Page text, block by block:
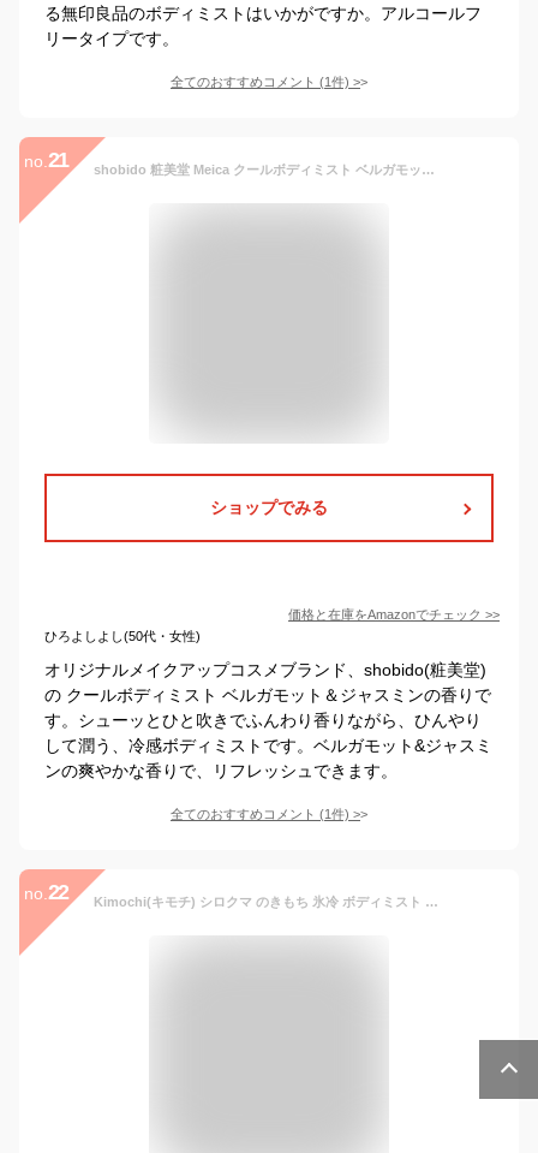
る無印良品のボディミストはいかがですか。アルコールフ
リータイプです。
全てのおすすめコメント (1件) >
no. 21 shobido 粧美堂 Meica クールボディミスト ベルガモット ＆ ジャスミン の香り 45ml アロエエキス配合 ME81623
ショップでみる
価格と在庫をAmazonでチェック >>
ひろよしよし(50代・女性)
オリジナルメイクアップコスメブランド、shobido(粧美堂)
の クールボディミスト ベルガモット＆ジャスミンの香りで
す。シューッとひと吹きでふんわり香りながら、ひんやり
して潤う、冷感ボディミストです。ベルガモット&ジャスミ
ンの爽やかな香りで、リフレッシュできます。
全てのおすすめコメント (1件) >
no. 22 Kimochi(キモチ) シロクマ のきもち 氷冷 ボディミスト クール ライム 100mL (冷感マイルドでクールライムの香り)